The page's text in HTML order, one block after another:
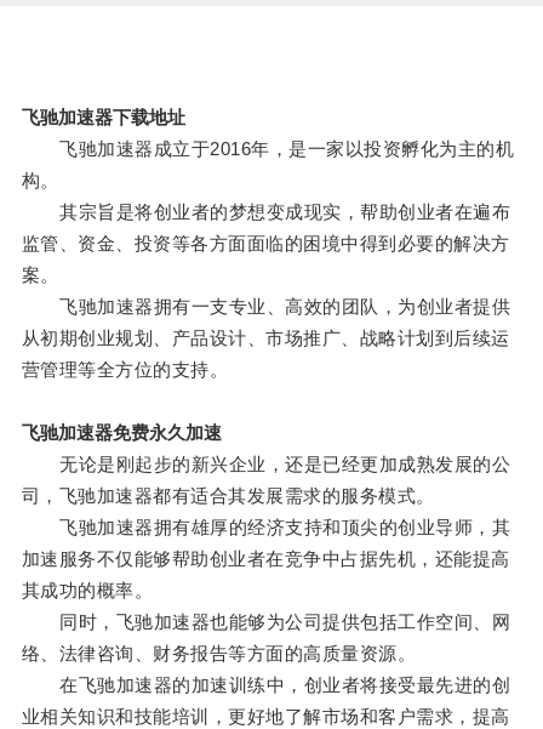
飞驰加速器下载地址
飞驰加速器成立于2016年，是一家以投资孵化为主的机
构。
其宗旨是将创业者的梦想变成现实，帮助创业者在遍布
监管、资金、投资等各方面面临的困境中得到必要的解决方
案。
飞驰加速器拥有一支专业、高效的团队，为创业者提供
从初期创业规划、产品设计、市场推广、战略计划到后续运
营管理等全方位的支持。
飞驰加速器免费永久加速
无论是刚起步的新兴企业，还是已经更加成熟发展的公
司，飞驰加速器都有适合其发展需求的服务模式。
飞驰加速器拥有雄厚的经济支持和顶尖的创业导师，其
加速服务不仅能够帮助创业者在竞争中占据先机，还能提高
其成功的概率。
同时，飞驰加速器也能够为公司提供包括工作空间、网
络、法律咨询、财务报告等方面的高质量资源。
在飞驰加速器的加速训练中，创业者将接受最先进的创
业相关知识和技能培训，更好地了解市场和客户需求，提高